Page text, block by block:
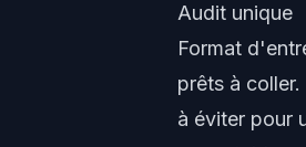
Audit unique
Format
prêts à
à éviter pour